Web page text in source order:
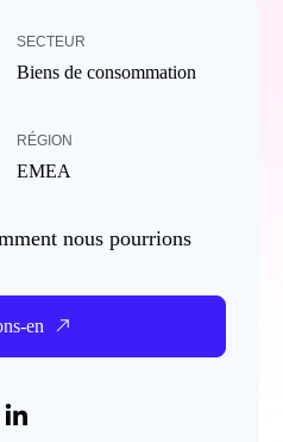
SECTEUR
Biens de consommation
RÉGION
EMEA
nous pourrions
en
Xon Facebook
Share on LinkedIn